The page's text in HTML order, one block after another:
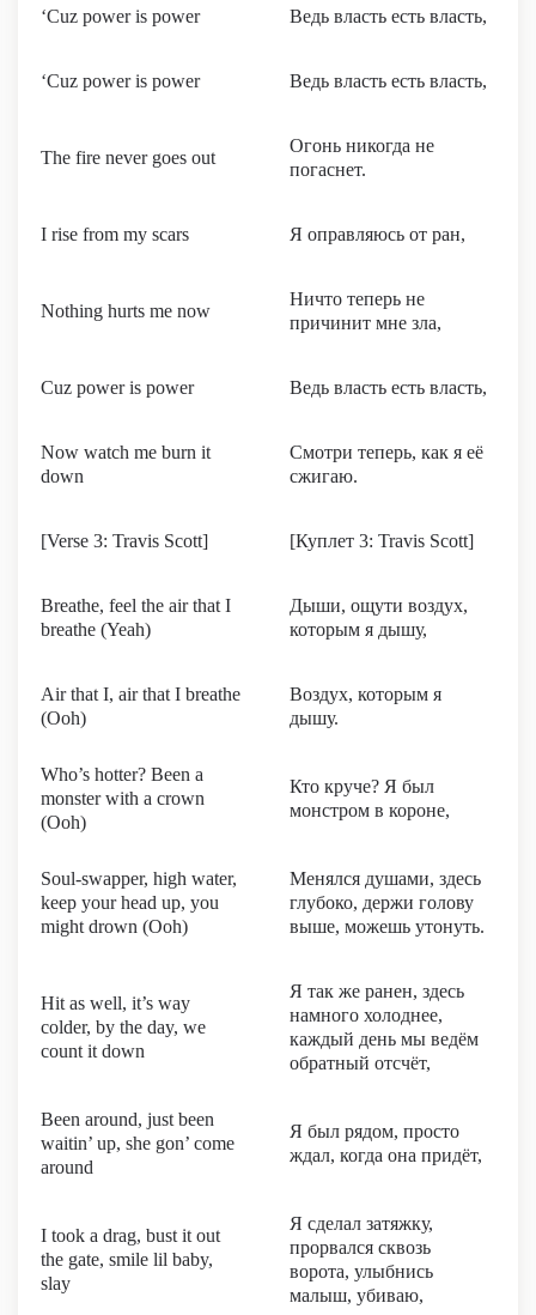
‘Cuz power is power Ведь власть есть власть,
‘Cuz power is power Ведь власть есть власть,
The fire never goes out
Огонь никогда не
погаснет.
I rise from my scars Я оправляюсь от ран,
Nothing hurts me now
Ничто теперь не
причинит мне зла,
Cuz power is power Ведь власть есть власть,
Now watch me burn it
down
Смотри теперь, как я её
сжигаю.
[Verse 3: Travis Scott] [Куплет 3: Travis Scott]
Breathe, feel the air that I
breathe (Yeah)
Дыши, ощути воздух,
которым я дышу,
Air that I, air that I breathe
(Ooh)
Воздух, которым я
дышу.
Who’s hotter? Been a
monster with a crown
(Ooh)
Кто круче? Я был
монстром в короне,
Soul-swapper, high water,
keep your head up, you
might drown (Ooh)
Менялся душами, здесь
глубоко, держи голову
выше, можешь утонуть.
Hit as well, it’s way
colder, by the day, we
count it down
Я так же ранен, здесь
намного холоднее,
каждый день мы ведём
обратный отсчёт,
Been around, just been
waitin’ up, she gon’ come
around
Я был рядом, просто
ждал, когда она придёт,
I took a drag, bust it out
the gate, smile lil baby,
slay
Я сделал затяжку,
прорвался сквозь
ворота, улыбнись
малыш, убиваю,